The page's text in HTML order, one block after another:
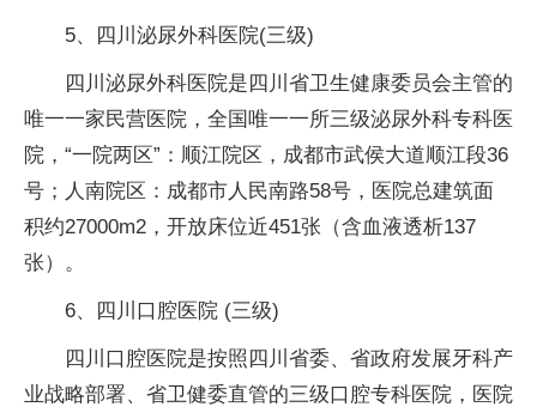
5、四川泌尿外科医院(三级)
四川泌尿外科医院是四川省卫生健康委员会主管的
唯一一家民营医院，全国唯一一所三级泌尿外科专科医
院，“一院两区”：顺江院区，成都市武侯大道顺江段36
号；人南院区：成都市人民南路58号，医院总建筑面
积约27000m2，开放床位近451张（含血液透析137
张）。
6、四川口腔医院 (三级)
四川口腔医院是按照四川省委、省政府发展牙科产
业战略部署、省卫健委直管的三级口腔专科医院，医院